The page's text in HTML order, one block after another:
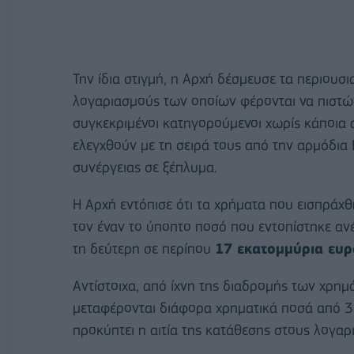
Την ίδια στιγμή, η Αρχή δέσμευσε τα
λογαριασμούς των οποίων φέρονται να
συγκεκριμένοι κατηγορούμενοι χωρίς
ελεγχθούν με τη σειρά τους από την αρμόδια
συνέργειας σε ξέπλυμα.
Η Αρχή εντόπισε ότι τα χρήματα που
τον έναν το ύποπτο ποσό που εντοπίστηκε
τη δεύτερη σε περίπου 17 εκατομμύρια
Αντίστοιχα, από ίχνη της διαδρομής των
μεταφέρονται διάφορα χρηματικά ποσά
προκύπτει η αιτία της κατάθεσης στους